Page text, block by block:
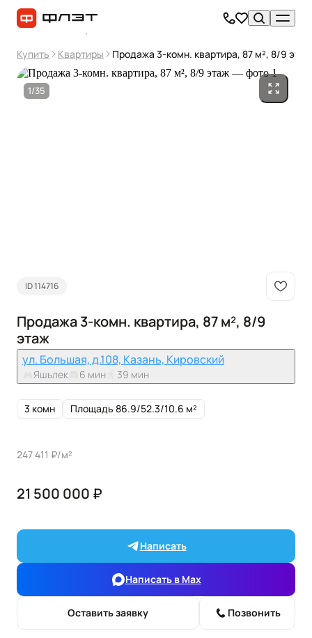
Купить Квартиры Продажа 3-комн. квартира, 87 м², 8/9 этаж
1/35
ID 114716
Продажа 3-комн. квартира, 87 м², 8/9
этаж
ул. Большая, д.108, Казань, Кировский
Яшьлек 6 мин 39 мин
3 комн Площадь 86.9/52.3/10.6 м²
247 411 ₽/м²
21 500 000 ₽
Написать
Написать в Max
Оставить заявку Позвонить